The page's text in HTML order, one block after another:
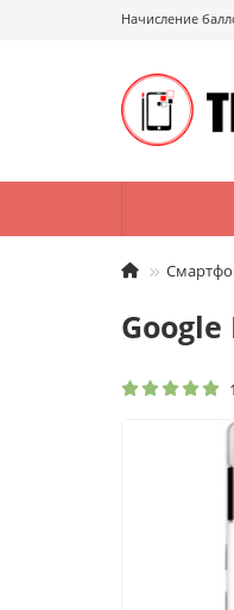
Начисление
Google